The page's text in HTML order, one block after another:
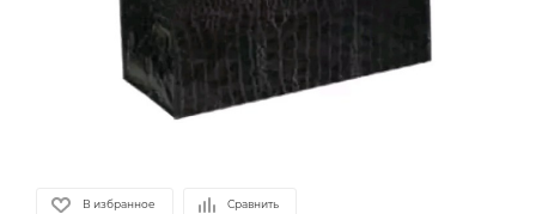
В избранное Сравнить